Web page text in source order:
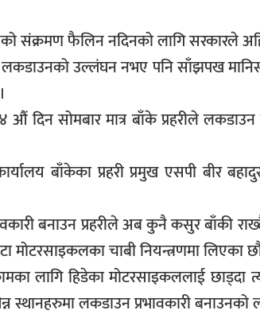
संक्रमण फैलिन नदिनको लागि सरकारले
लकडाउनको उल्लंघन नभए पनि साँझपख
दिन सोमबार मात्र बाँके प्रहरीले
बाँकेका प्रहरी प्रमुख एसपी बीर
बनाउन प्रहरीले अब कुनै कसुर बाँकी
मोटरसाइकलका चाबी नियन्त्रणमा लिएका
लागि हिडेका मोटरसाइकललाई
स्थानहरुमा लकडाउन प्रभावकारी बनाउनको